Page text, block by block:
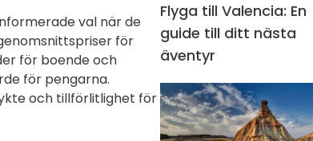
val när de
för
för boende och
för pengarna.
och tillförlitlighet för
Flyga till Valencia: En
guide till ditt nästa
äventyr